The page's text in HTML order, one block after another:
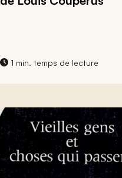
1 min. temps de lecture